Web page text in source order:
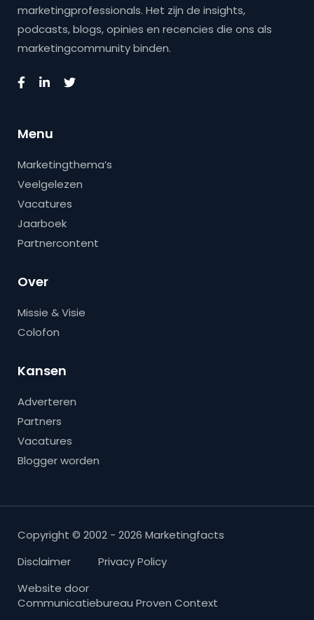
marketingprofessionals. Het zijn de insights,
podcasts, blogs, opinies en recencies die ons als
marketingcommunity binden.
Menu
Marketingthema’s
Veelgelezen
Vacatures
Jaarboek
Partnercontent
Over
Missie & Visie
Colofon
Kansen
Adverteren
Partners
Vacatures
Blogger worden
Copyright © 2002 - 2026 Marketingfacts
Disclaimer
Privacy Policy
Website door
Communicatiebureau Proven Context